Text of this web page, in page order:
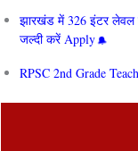
झारखंड में 326 इंटर लेवल
जल्दी करें Apply
RPSC 2nd Grade